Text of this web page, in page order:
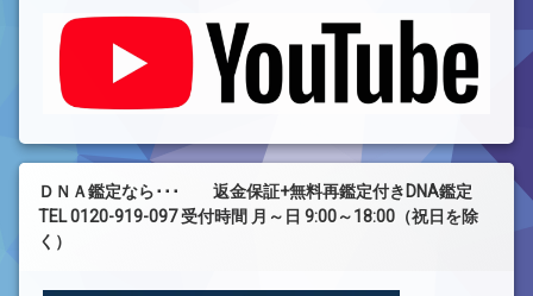
ＤＮＡ鑑定なら･･･ 返金保証+無料再鑑定付きDNA鑑定
TEL 0120-919-097 受付時間 月～日 9:00～18:00（祝日を除
く）